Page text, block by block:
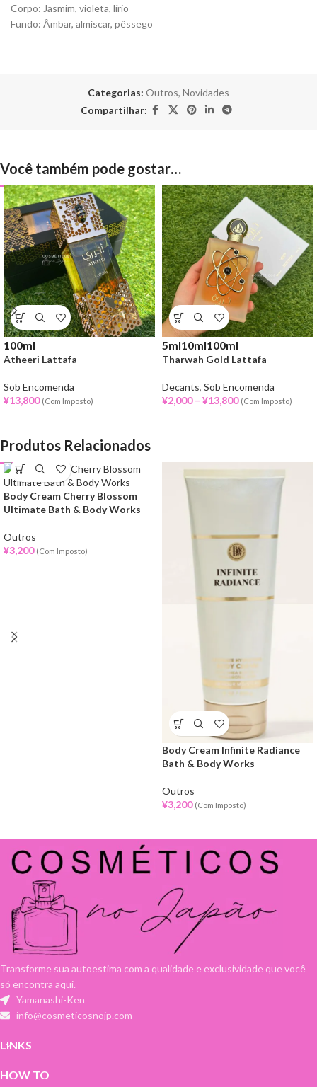
Corpo: Jasmim, violeta, lírio
Fundo: Âmbar, almíscar, pêssego
Categorias: Outros, Novidades
Compartilhar:
Você também pode gostar…
100ml
Atheeri Lattafa
Sob Encomenda
¥13,800 (Com Imposto)
5ml10ml100ml
Tharwah Gold Lattafa
Decants, Sob Encomenda
¥2,000 – ¥13,800 (Com Imposto)
Produtos Relacionados
Body Cream Cherry Blossom
Ultimate Bath & Body Works
Outros
¥3,200 (Com Imposto)
Body Cream Infinite Radiance
Bath & Body Works
Outros
¥3,200 (Com Imposto)
Transforme sua autoestima com a qualidade e exclusividade que você
só encontra aqui.
Yamanashi-Ken
info@cosmeticosnojp.com
LINKS
HOW TO